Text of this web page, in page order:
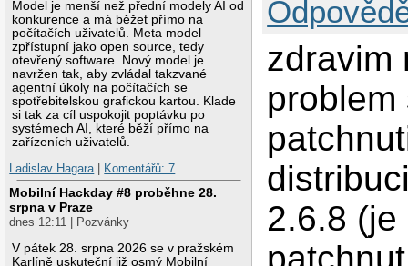
Model je menší než přední modely AI od
konkurence a má běžet přímo na
počítačích uživatelů. Meta model
zpřístupní jako open source, tedy
otevřený software. Nový model je
navržen tak, aby zvládal takzvané
agentní úkoly na počítačích se
spotřebitelskou grafickou kartou. Klade
si tak za cíl uspokojit poptávku po
systémech AI, které běží přímo na
zařízeních uživatelů.
Ladislav Hagara| Komentářů: 7
Mobilní Hackday #8 proběhne 28.
srpna v Praze
dnes 12:11 | Pozvánky
V pátek 28. srpna 2026 se v pražském
Karlíně uskuteční již osmý Mobilní
zdravim
problem
2.6.8 (je